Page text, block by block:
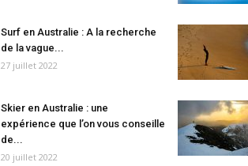
Surf en Australie : A la recherche
de la vague...
27 juillet 2022
Skier en Australie : une
expérience que l’on vous conseille
de...
20 juillet 2022